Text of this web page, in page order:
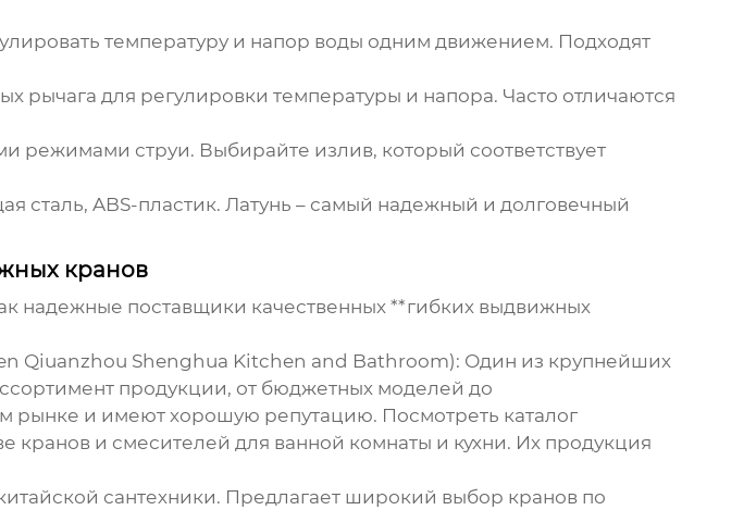
температуру и напор воды одним движением. Подходят
рычага для регулировки температуры и напора. Часто отличаются
режимами струи. Выбирайте излив, который соответствует
сталь, ABS-пластик. Латунь – самый надежный и долговечный
кранов
надежные поставщики качественных **гибких выдвижных
Qiuanzhou Shenghua Kitchen and Bathroom): Один из крупнейших
продукции, от бюджетных моделей до
рынке и имеют хорошую репутацию. Посмотреть каталог
кранов и смесителей для ванной комнаты и кухни. Их продукция
сантехники. Предлагает широкий выбор кранов по